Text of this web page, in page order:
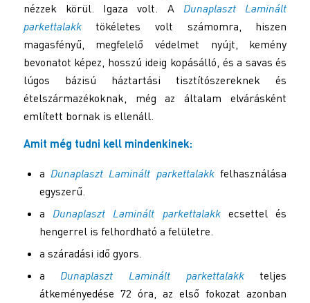
nézzek körül. Igaza volt. ADunaplaszt Laminált
parkettalakktökéletes volt számomra, hiszen
magasfényű, megfelelő védelmet nyújt, kemény
bevonatot képez, hosszú ideig kopásálló, és a savas és
lúgos bázisú háztartási tisztítószereknek és
ételszármazékoknak, még az általam elvárásként
említett bornak is ellenáll.
Amit még tudni kell mindenkinek:
a Dunaplaszt Laminált parkettalakkfelhasználása
egyszerű.
a Dunaplaszt Laminált parkettalakkecsettel és
hengerrel is felhordható a felületre.
a száradási idő gyors.
a Dunaplaszt Laminált parkettalakkteljes
átkeményedése 72 óra, az első fokozat azonban